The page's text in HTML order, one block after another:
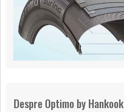
Despre Optimo by Hankook